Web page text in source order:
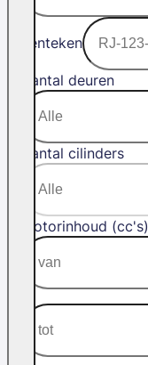
Kenteken
Aantal deuren
Aantal cilinders
Motorinhoud (cc's)